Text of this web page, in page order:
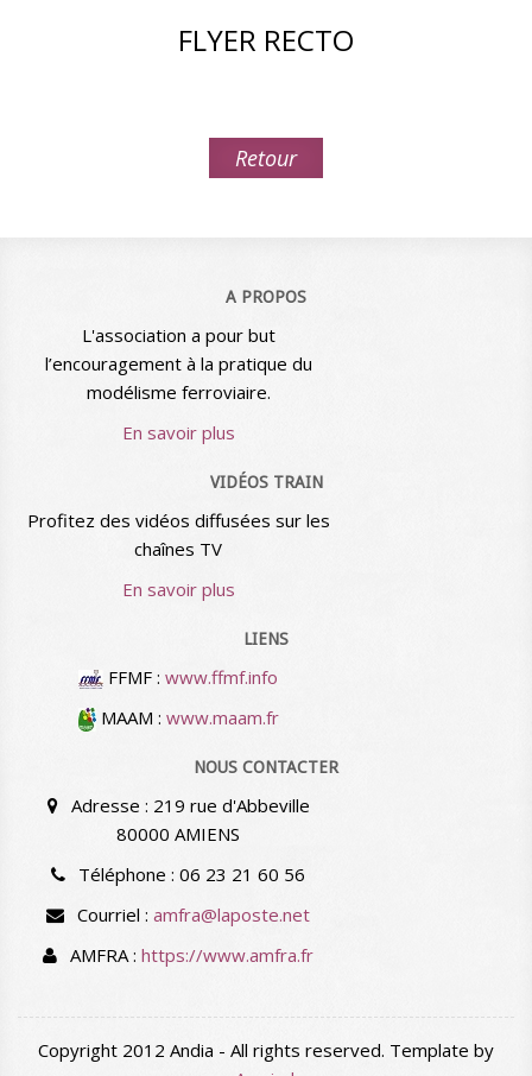
FLYER RECTO
Retour
A PROPOS
L'association a pour but
l’encouragement à la pratique du
modélisme ferroviaire.
En savoir plus
VIDÉOS TRAIN
Profitez des vidéos diffusées sur les
chaînes TV
En savoir plus
LIENS
FFMF : www.ffmf.info
MAAM : www.maam.fr
NOUS CONTACTER
Adresse : 219 rue d'Abbeville
80000 AMIENS
Téléphone : 06 23 21 60 56
Courriel : amfra@laposte.net
AMFRA : https://www.amfra.fr
Copyright 2012 Andia - All rights reserved. Template by